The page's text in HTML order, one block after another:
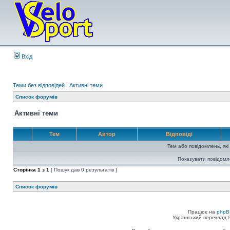
Вхід
Теми без відповідей | Активні теми
Список форумів
Активні теми
Тем Автор Відповіді
Тем або повідомлень,
Показувати
Сторінка 1 з 1 [ Пошук дав 0 результатів ]
Список форумів
Працює на
Український